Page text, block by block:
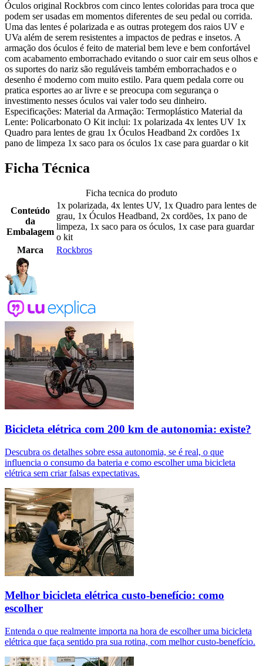
Óculos original Rockbros com cinco lentes coloridas para troca que
podem ser usadas em momentos diferentes de seu pedal ou corrida.
Uma das lentes é polarizada e as outras protegem dos raios UV e
UVa além de serem resistentes a impactos de pedras e insetos. A
armação dos óculos é feito de material bem leve e bem confortável
com acabamento emborrachado evitando o suor cair em seus olhos e
os suportes do nariz são reguláveis também emborrachados e o
desenho é moderno com muito estilo. Para quem pedala corre ou
pratica esportes ao ar livre e se preocupa com segurança o
investimento nesses óculos vai valer todo seu dinheiro.
Especificações: Material da Armação: Termoplástico Material da
Lente: Policarbonato O Kit inclui: 1x polarizada 4x lentes UV 1x
Quadro para lentes de grau 1x Óculos Headband 2x cordões 1x
pano de limpeza 1x saco para os óculos 1x case para guardar o kit
Ficha Técnica
Ficha tecnica do produto
Conteúdo
da
Embalagem
1x polarizada, 4x lentes UV, 1x Quadro para lentes de
grau, 1x Óculos Headband, 2x cordões, 1x pano de
limpeza, 1x saco para os óculos, 1x case para guardar
o kit
Marca
Rockbros
Bicicleta elétrica com 200 km de autonomia: existe?
Descubra os detalhes sobre essa autonomia, se é real, o que
influencia o consumo da bateria e como escolher uma bicicleta
elétrica sem criar falsas expectativas.
Melhor bicicleta elétrica custo-benefício: como
escolher
Entenda o que realmente importa na hora de escolher uma bicicleta
elétrica que faça sentido pra sua rotina, com melhor custo-benefício.